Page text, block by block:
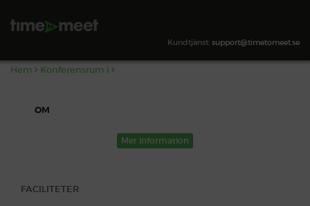
Kundtjänst: support@timetomeet.se
Hem Konferensrum i
OM
Mer information
FACILITETER